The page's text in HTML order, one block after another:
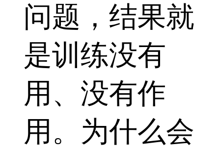
问题，结果就
是训练没有
用、没有作
用。为什么会